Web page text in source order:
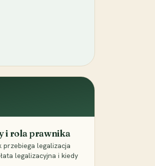
i rola prawnika
przebiega legalizacja
legalizacyjna i kiedy